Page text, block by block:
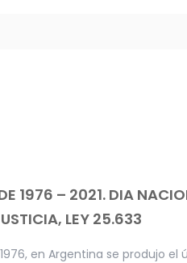
1976 – 2021. DIA
LEY 25.633
en Argentina se produjo